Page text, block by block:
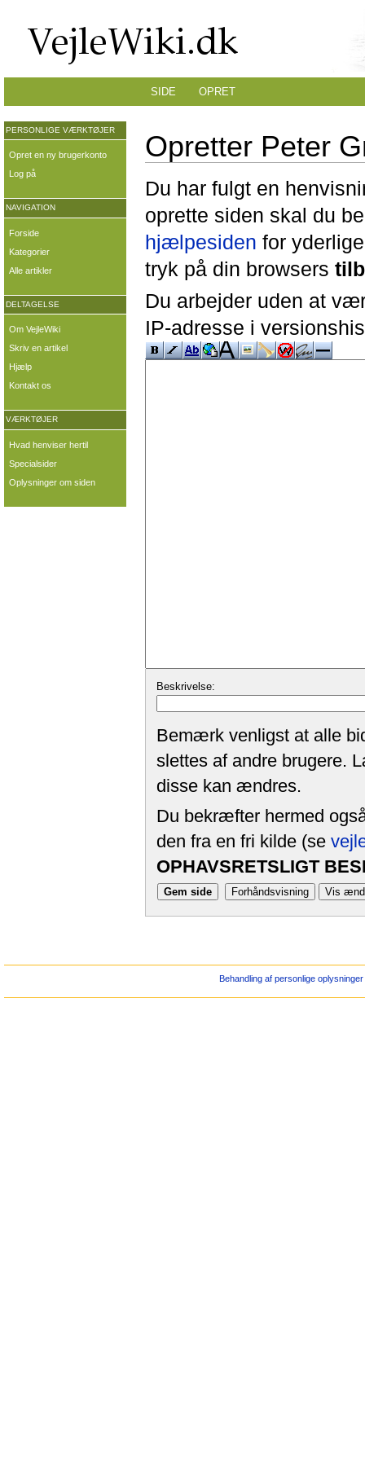
Opretter Peter
Du har fulgt en
oprette siden skal du
hjælpesiden for
tryk på din browsers
Du arbejder uden at
IP-adresse i
Beskrivelse:
Bemærk venligst at alle
slettes af andre brugere.
disse kan ændres.
Du bekræfter hermed
den fra en fri kilde (se
OPHAVSRETSLIGT
SIDE OPRET
PERSONLIGE VÆRKTØJER
Opret en ny brugerkonto
Log på
NAVIGATION
Forside
Kategorier
Alle artikler
DELTAGELSE
Om VejleWiki
Skriv en artikel
Hjælp
Kontakt os
VÆRKTØJER
Hvad henviser hertil
Specialsider
Oplysninger om siden
Behandling af personlige oplysninger